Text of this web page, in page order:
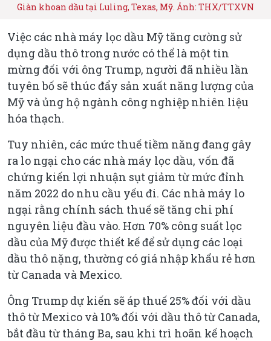
Giàn khoan dầu tại Luling, Texas, Mỹ. Ảnh: THX/TTXVN
Việc các nhà máy lọc dầu Mỹ tăng cường sử
dụng dầu thô trong nước có thể là một tin
mừng đối với ông Trump, người đã nhiều lần
tuyên bố sẽ thúc đẩy sản xuất năng lượng của
Mỹ và ủng hộ ngành công nghiệp nhiên liệu
hóa thạch.
Tuy nhiên, các mức thuế tiềm năng đang gây
ra lo ngại cho các nhà máy lọc dầu, vốn đã
chứng kiến lợi nhuận sụt giảm từ mức đỉnh
năm 2022 do nhu cầu yếu đi. Các nhà máy lo
ngại rằng chính sách thuế sẽ tăng chi phí
nguyên liệu đầu vào. Hơn 70% công suất lọc
dầu của Mỹ được thiết kế để sử dụng các loại
dầu thô nặng, thường có giá nhập khẩu rẻ hơn
từ Canada và Mexico.
Ông Trump dự kiến sẽ áp thuế 25% đối với dầu
thô từ Mexico và 10% đối với dầu thô từ Canada,
bắt đầu từ tháng Ba, sau khi trì hoãn kế hoạch